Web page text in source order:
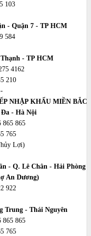
103
- Quận 7 - TP HCM
584
- TP HCM
4162
210
NHẬP KHẨU MIỀN BẮC
Đa - Hà Nội
865 865
765
Lợi)
- Q. Lê Chân - Hải Phòng
An Dương)
922
Trung - Thái Nguyên
865 865
765